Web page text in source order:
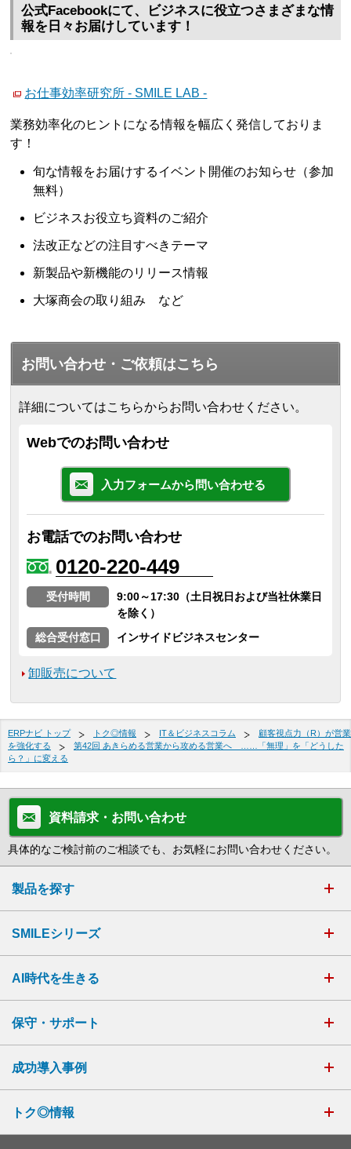
公式Facebookにて、ビジネスに役立つさまざまな情
報を日々お届けしています！
お仕事効率研究所 - SMILE LAB -
業務効率化のヒントになる情報を幅広く発信しておりま
す！
旬な情報をお届けするイベント開催のお知らせ（参加
無料）
ビジネスお役立ち資料のご紹介
法改正などの注目すべきテーマ
新製品や新機能のリリース情報
大塚商会の取り組み など
お問い合わせ・ご依頼はこちら
詳細についてはこちらからお問い合わせください。
Webでのお問い合わせ
入力フォームから問い合わせる
お電話でのお問い合わせ
0120-220-449
受付時間
9:00～17:30（土日祝日および当社休業日
を除く）
総合受付窓口
インサイドビジネスセンター
卸販売について
ERPナビ トップ トク◎情報 IT＆ビジネスコラム
顧客視点力（R）が営業
を強化する
第42回 あきらめる営業から攻める営業へ ……「無理」を「どうした
ら？」に変える
資料請求・お問い合わせ
具体的なご検討前のご相談でも、お気軽にお問い合わせください。
製品を探す
SMILEシリーズ
AI時代を生きる
保守・サポート
成功導入事例
トク◎情報